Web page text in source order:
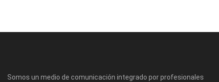
Somos un medio de comunicación integrado por profesionales